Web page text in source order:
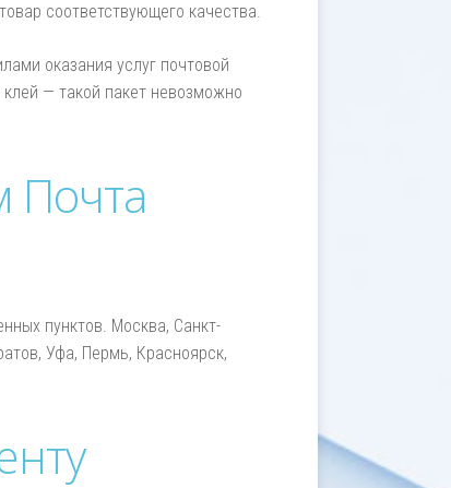
соответствующего качества.
оказания услуг почтовой
— такой пакет невозможно
Почта
пунктов. Москва, Санкт-
Уфа, Пермь, Красноярск,